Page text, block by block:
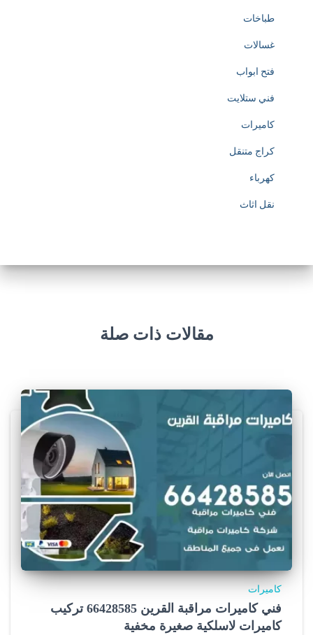
طباخات
غسالات
فتح ابواب
فني ستلايت
كاميرات
كراج متنقل
كهرباء
نقل اثاث
مقالات ذات صلة
كاميرات
فني كاميرات مراقبة القرين 66428585 تركيب
كاميرات لاسلكية صغيرة مخفية